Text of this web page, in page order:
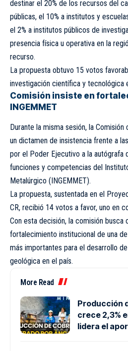
destinar el 20% de los recursos del
públicas, el 10% a institutos y
el 2% a institutos públicos de
presencia física u operativa en la
recurso.
La propuesta obtuvo 15 votos
investigación científica y tecnológica
Comisión insiste en
INGEMMET
Durante la misma sesión, la
un dictamen de insistencia frente a
por el Poder Ejecutivo a la autógrafa
funciones y competencias del
Metalúrgico (INGEMMET).
La propuesta, sustentada en el
CR, recibió 14 votos a favor, uno en
Con esta decisión, la comisión busca
fortalecimiento institucional de una
más importantes para el desarrollo
geológica en el país.
More Read
Producción
crece 2,3%
lidera el